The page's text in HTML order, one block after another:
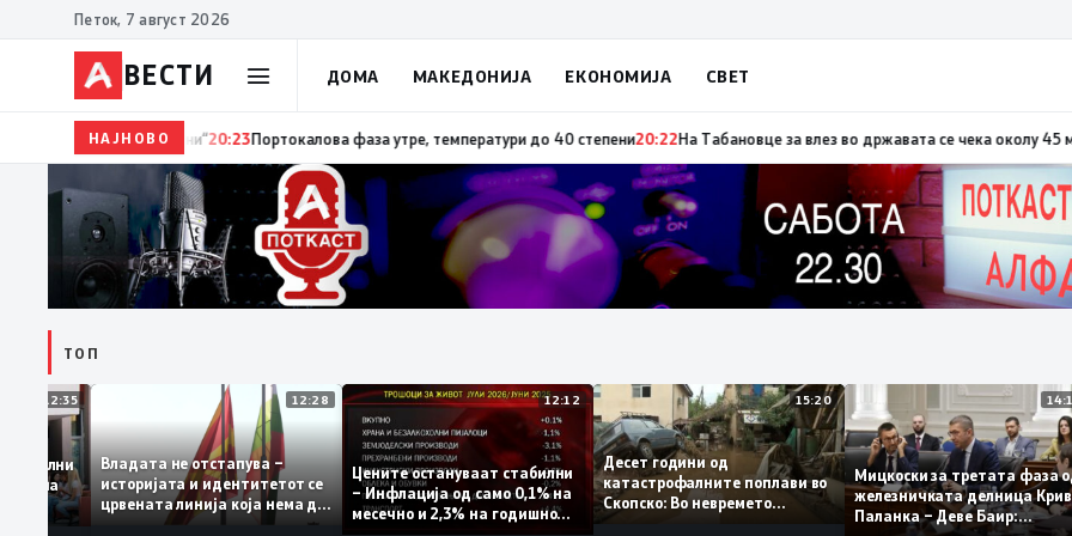
Петок, 7 август 2026
ВЕСТИ ДОМА МАКЕДОНИЈА ЕКОНОМИЈА СВЕТ
НАЈНОВО20:24Сиљановска Давкова на Свечената академија по повод „30 години Општина Вевчани“20:23Портокалова фаза утре,
ТОП
12:35
задоволни
на
12:28
Владата не отстапува –
историјата и идентитетот се
црвената линија која нема да
се погази
12:12
Цените остануваат стабилни
– Инфлација од само 0,1% на
месечно и 2,3% на годишно
15:20
Десет години од
катастрофалните поплави во
Скопско: Во невремето
Мицкоски за третата
железничката делница
Паланка – Деве Баир: